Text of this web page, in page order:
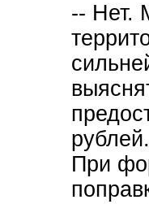
-- Нет.
При